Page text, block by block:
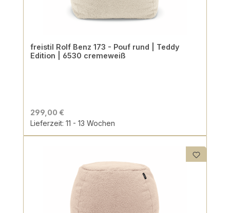
freistil Rolf Benz 173 - Pouf rund | Teddy
Edition | 6530 cremeweiß
299,00 €
Lieferzeit: 11 - 13 Wochen